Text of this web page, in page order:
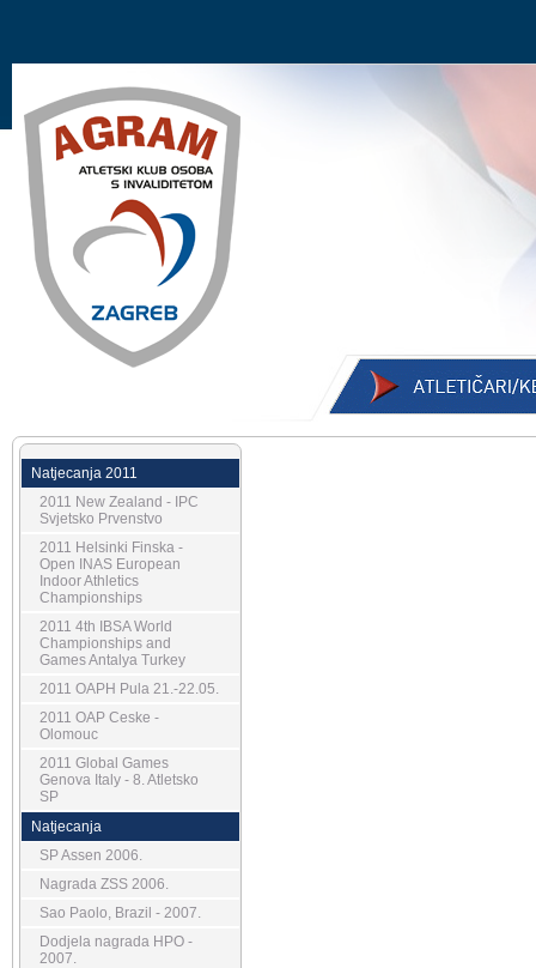
Natjecanja 2011
2011 New Zealand - IPC
Svjetsko Prvenstvo
2011 Helsinki Finska -
Open INAS European
Indoor Athletics
Championships
2011 4th IBSA World
Championships and
Games Antalya Turkey
2011 OAPH Pula 21.-22.05.
2011 OAP Ceske -
Olomouc
2011 Global Games
Genova Italy - 8. Atletsko
SP
Natjecanja
SP Assen 2006.
Nagrada ZSS 2006.
Sao Paolo, Brazil - 2007.
Dodjela nagrada HPO -
2007.